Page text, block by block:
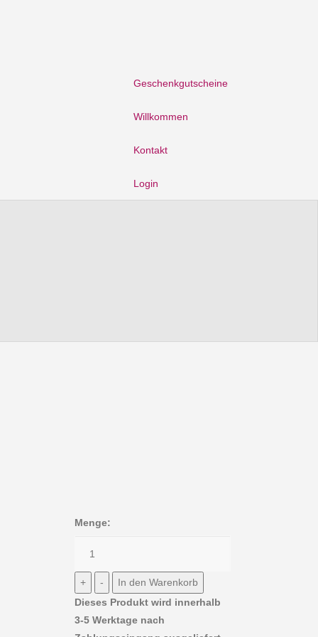
Geschenkgutscheine
Willkommen
Kontakt
Login
Menge:
Dieses Produkt wird innerhalb
3-5 Werktage nach